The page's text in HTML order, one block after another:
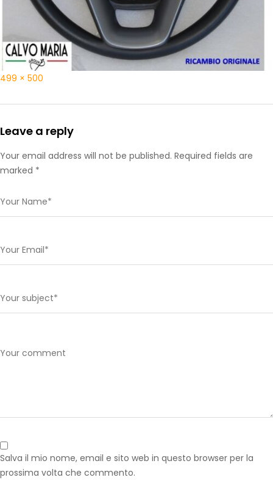
499 × 500
Leave a reply
Your email address will not be published. Required fields are
marked *
Salva il mio nome, email e sito web in questo browser per la
prossima volta che commento.